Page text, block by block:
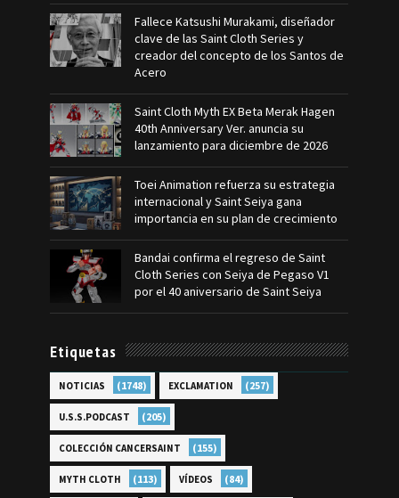
Fallece Katsushi Murakami, diseñador
clave de las Saint Cloth Series y
creador del concepto de los Santos de
Acero
Saint Cloth Myth EX Beta Merak Hagen
40th Anniversary Ver. anuncia su
lanzamiento para diciembre de 2026
Toei Animation refuerza su estrategia
internacional y Saint Seiya gana
importancia en su plan de crecimiento
Bandai confirma el regreso de Saint
Cloth Series con Seiya de Pegaso V1
por el 40 aniversario de Saint Seiya
Etiquetas
NOTICIAS (1748) EXCLAMATION (257)
U.S.S.PODCAST (205)
COLECCIÓN CANCERSAINT (155)
MYTH CLOTH (113) VÍDEOS (84)